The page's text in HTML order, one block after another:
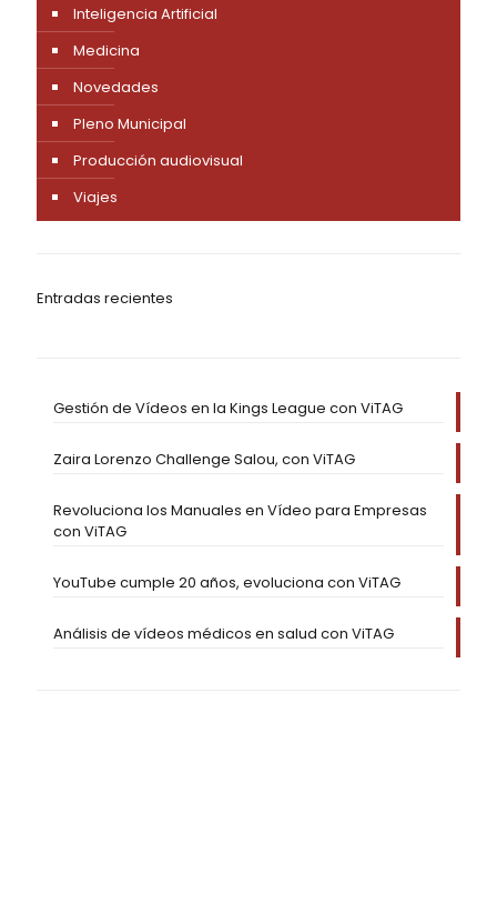
Inteligencia Artificial
Medicina
Novedades
Pleno Municipal
Producción audiovisual
Viajes
Entradas recientes
Gestión de Vídeos en la Kings League con ViTAG
Zaira Lorenzo Challenge Salou, con ViTAG
Revoluciona los Manuales en Vídeo para Empresas
con ViTAG
YouTube cumple 20 años, evoluciona con ViTAG
Análisis de vídeos médicos en salud con ViTAG